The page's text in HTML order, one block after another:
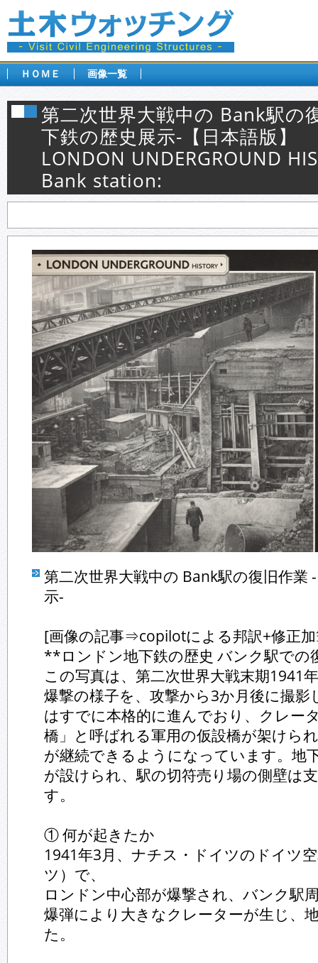
ＨＯＭＥ 画像一覧
第二次世界大戦中の Bank駅の
下鉄の歴史展示-【日本語版】
LONDON UNDERGROUND
Bank station:
第二次世界大戦中の Bank駅の復旧作業
示-
[画像の記事⇒copilotによる邦訳+修正
**ロンドン地下鉄の歴史 バンク駅での
この写真は、第二次世界大戦末期1941
爆撃の様子を、攻撃から3か月後に撮
はすでに本格的に進んでおり、クレー
橋」と呼ばれる軍用の仮設橋が架けら
が継続できるようになっています。地
が設けられ、駅の切符売り場の側壁は
す。
① 何が起きたか
1941年3月、ナチス・ドイツのドイツ
ツ）で、
ロンドン中心部が爆撃され、バンク駅
爆弾により大きなクレーターが生じ、
た。